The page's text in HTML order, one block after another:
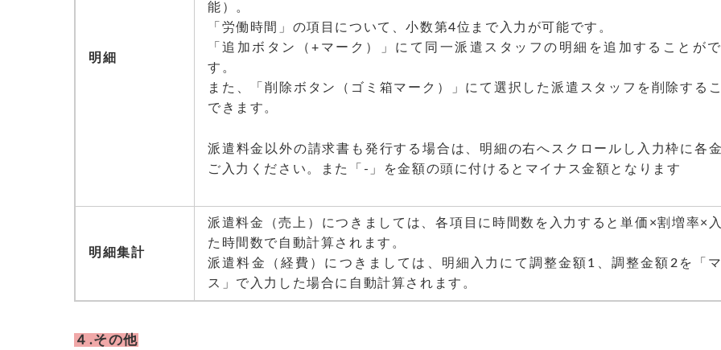
明細
能）。
「労働時間」の項目について、小数第4位まで入力が可能です。
「追加ボタン（+マーク）」にて同一派遣スタッフの明細を追加することがで
す。
また、「削除ボタン（ゴミ箱マーク）」にて選択した派遣スタッフを削除する
できます。
派遣料金以外の請求書も発行する場合は、明細の右へスクロールし入力枠に各
ご入力ください。また「-」を金額の頭に付けるとマイナス金額となります
明細集計
派遣料金（売上）につきましては、各項目に時間数を入力すると単価×割増率×
た時間数で自動計算されます。
派遣料金（経費）につきましては、明細入力にて調整金額1、調整金額2を「
ス」で入力した場合に自動計算されます。
４.その他